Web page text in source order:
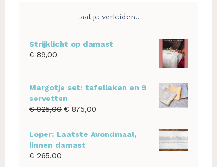
Laat je verleiden…
Strijklicht op damast
€ 89,00
Margotje set: tafellaken en 9
servetten
€925,00 Oorspronkelijke
was:
€ 925,00.
€ 875,00
Loper: Laatste Avondmaal,
linnen damast
€ 265,00